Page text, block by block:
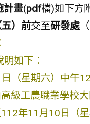
計畫(pdf檔)如下方
）前交至研發處
如下：
（星期六）中午
級工農職業學校
年11月10日（